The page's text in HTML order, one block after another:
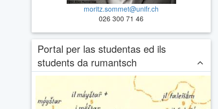
moritz.sommet@unifr.ch
026 300 71 46
Portal per las studentas ed ils
students da rumantsch